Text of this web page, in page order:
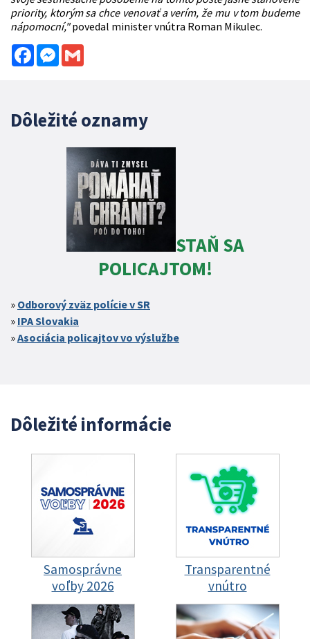
priority, ktorým sa chce venovať a verím, že mu v tom budeme
nápomocní,"povedal minister vnútra Roman Mikulec.
FacebookMessenger
Dôležité oznamy
STAŇ SA
POLICAJTOM!
Odborový zväz polície v SR
IPA Slovakia
Asociácia policajtov vo výslužbe
Dôležité informácie
Samosprávne
voľby 2026
Transparentné
vnútro